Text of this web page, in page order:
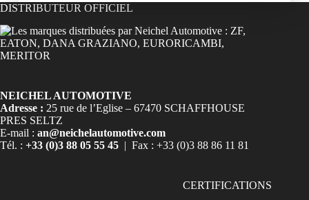
DISTRIBUTEUR OFFICIEL
NEICHEL AUTOMOTIVE
Adresse : 25 rue de l’Eglise – 67470 SCHAFFHOUSE
PRES SELTZ
E-mail : an@neichelautomotive.com
Tél. : +33 (0)3 88 05 55 45 | Fax : +33 (0)3 88 86 11 81
CERTIFICATIONS